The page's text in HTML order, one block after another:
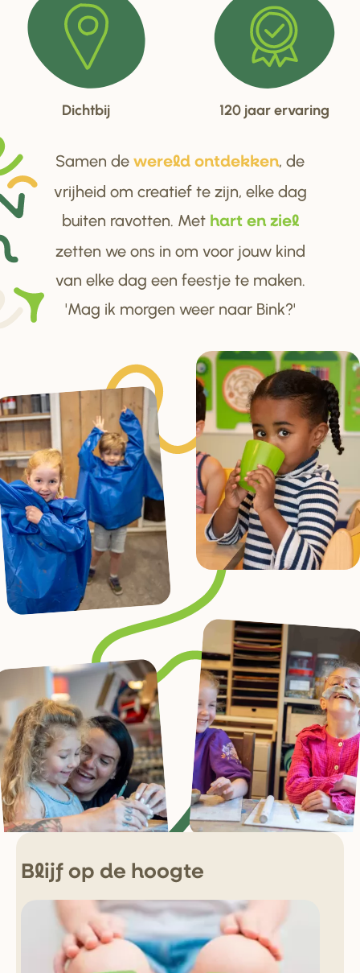
Dichtbij 120 jaar ervaring
Samen de wereld ontdekken, de
vrijheid om creatief te zijn, elke dag
buiten ravotten. Met hart en ziel
zetten we ons in om voor jouw kind
van elke dag een feestje te maken.
'Mag ik morgen weer naar Bink?'
Blijf op de hoogte